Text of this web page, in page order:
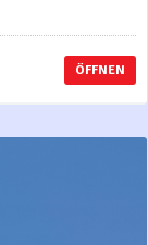
ÖFFNEN